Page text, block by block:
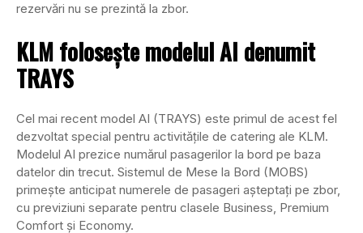
rezervări nu se prezintă la zbor.
KLM folosește modelul AI denumit
TRAYS
Cel mai recent model AI (TRAYS) este primul de acest fel
dezvoltat special pentru activitățile de catering ale KLM.
Modelul AI prezice numărul pasagerilor la bord pe baza
datelor din trecut. Sistemul de Mese la Bord (MOBS)
primește anticipat numerele de pasageri așteptați pe zbor,
cu previziuni separate pentru clasele Business, Premium
Comfort și Economy.